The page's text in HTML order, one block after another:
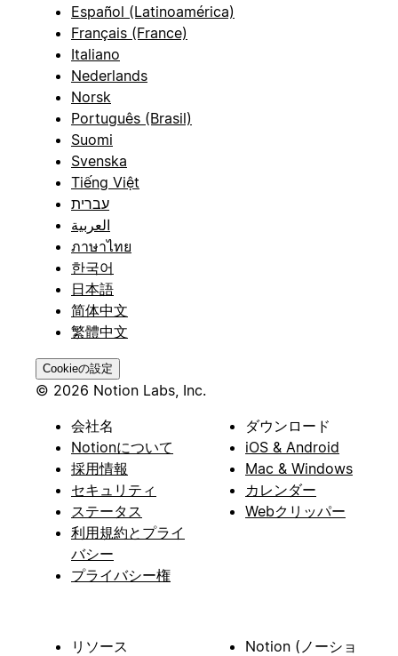
Español (Latinoamérica)
Français (France)
Italiano
Nederlands
Norsk
Português (Brasil)
Suomi
Svenska
Tiếng Việt
עברית
العربية
ภาษาไทย
한국어
日本語
简体中文
繁體中文
Cookieの設定
© 2026 Notion Labs, Inc.
会社名
Notionについて
採用情報
セキュリティ
ステータス
利用規約とプライ
バシー
プライバシー権
ダウンロード
iOS & Android
Mac & Windows
カレンダー
Webクリッパー
リソース Notion (ノーショ